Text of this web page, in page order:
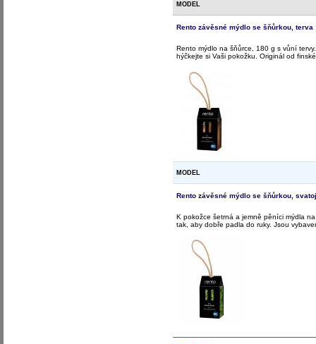
MODEL
Rento závěsné mýdlo se šňůrkou, terva
Rento mýdlo na šňůrce, 180 g s vůní
hýčkejte si Vaši pokožku. Originál od
MODEL
Rento závěsné mýdlo se šňůrkou,
K pokožce šetrná a jemně pěníci mýdla
tak, aby dobře padla do ruky. Jsou